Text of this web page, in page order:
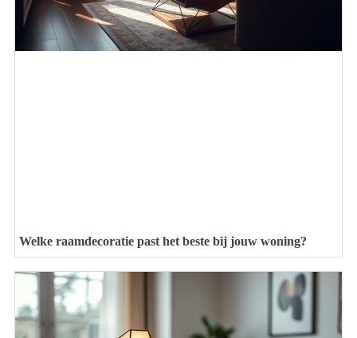
Welke raamdecoratie past het beste bij jouw woning?